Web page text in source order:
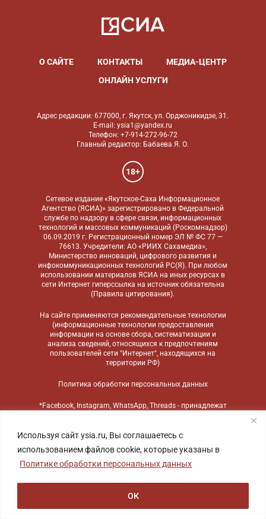
Используя сайт ysia.ru, Вы соглашаетесь с
использованием файлов cookie, которые указаны в
Политике обработки персональных данных
ОК
О САЙТЕ КОНТАКТЫ
МЕДИА-ЦЕНТР
ОНЛАЙН УСЛУГИ
Адрес редакции: 677000, г. Якутск, ул. Орджоникидзе, 31.
E-mail: ysia1@yandex.ru
Телефон: +7-914-272-96-72
Главный редактор: Бабаева Я. О.
18+
Сетевое издание «Якутское-Саха Информационное
Агентство (ЯСИА)» зарегистрировано в Федеральной
службе по надзору в сфере связи, информационных
технологий и массовых коммуникаций (Роскомнадзор)
06.09.2019 г. Регистрационный номер ЭЛ № ФС 77 —
76613. Учредители: АО «РИИХ Сахамедиа»,
Министерство инноваций, цифрового развития и
инфокоммуникационных технологий РС(Я). При любом
использовании материалов ЯСИА на иных ресурсах в
сети Интернет гиперссылка на источник обязательна
(Правила цитирования).
На сайте применяются рекомендательные технологии
(информационные технологии предоставления
информации на основе сбора, систематизации и
анализа сведений, относящихся к предпочтениям
пользователей сети "Интернет", находящихся на
территории РФ)
Политика обработки персональных данных
*Facebook, Instagram, WhatsApp, Threads - принадлежат